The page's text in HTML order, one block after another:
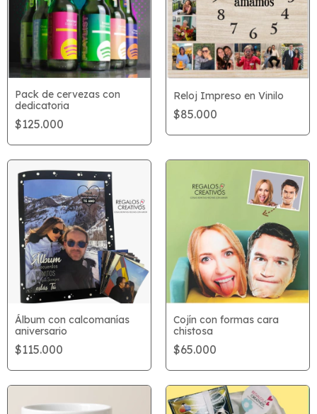
Pack de cervezas con
dedicatoria
$125.000
Reloj Impreso en Vinilo
$85.000
Álbum con calcomanías
aniversario
$115.000
Cojín con formas cara
chistosa
$65.000